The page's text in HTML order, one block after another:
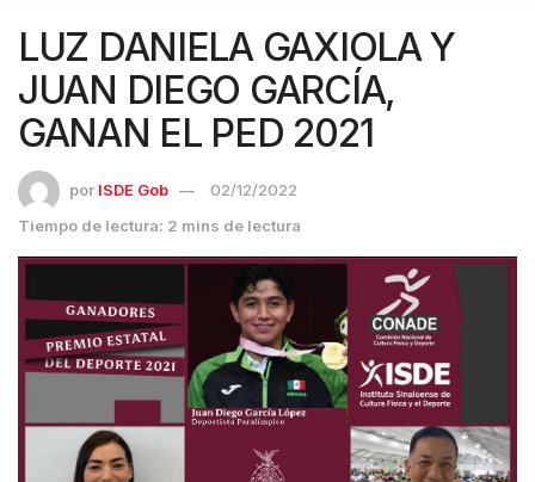
LUZ DANIELA GAXIOLA Y
JUAN DIEGO GARCÍA,
GANAN EL PED 2021
por ISDE Gob
02/12/2022
Tiempo de lectura: 2 mins de lectura